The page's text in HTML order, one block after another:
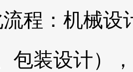
程：机械
包装设计）